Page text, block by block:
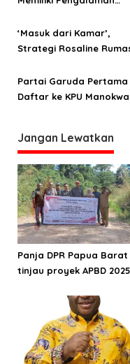
s
‘Masuk dari Kamar’,
Strategi Rosaline
Papua Barat
Partai Garuda Pertama
Daftar ke KPU
Jangan Lewatkan
Panja DPR Papua Barat
tinjau proyek APBD